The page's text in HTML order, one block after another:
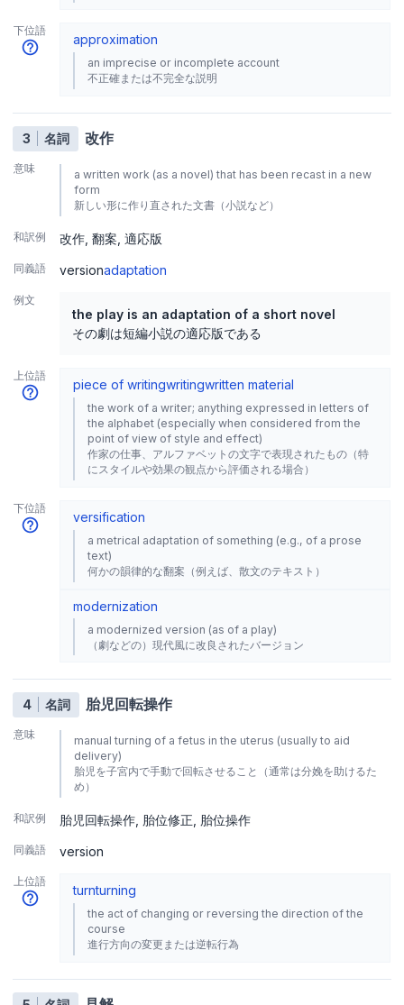
下位語
approximation
an imprecise or incomplete account
不正確または不完全な説明
3 名詞 改作
意味
a written work (as a novel) that has been recast in a new
form
新しい形に作り直された文書（小説など）
和訳例 改作 翻案 適応版
同義語 versionadaptation
例文
the play is an adaptation of a short novel
その劇は短編小説の適応版である
上位語
piece of writingwritingwritten material
the work of a writer; anything expressed in letters of
the alphabet (especially when considered from the
point of view of style and effect)
作家の仕事、アルファベットの文字で表現されたもの（特
にスタイルや効果の観点から評価される場合）
下位語
versification
a metrical adaptation of something (e.g., of a prose
text)
何かの韻律的な翻案（例えば、散文のテキスト）
modernization
a modernized version (as of a play)
（劇などの）現代風に改良されたバージョン
4 名詞 胎児回転操作
意味
manual turning of a fetus in the uterus (usually to aid
delivery)
胎児を子宮内で手動で回転させること（通常は分娩を助けるた
め）
和訳例 胎児回転操作 胎位修正 胎位操作
同義語 version
上位語
turnturning
the act of changing or reversing the direction of the
course
進行方向の変更または逆転行為